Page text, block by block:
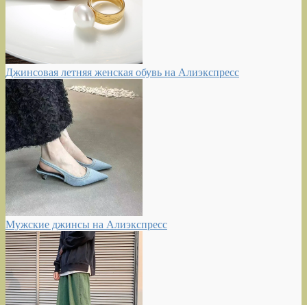
Джинсовая летняя женская обувь на Алиэкспресс
Мужские джинсы на Алиэкспресс